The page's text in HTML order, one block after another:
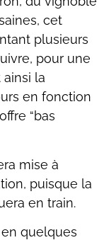
cet
plusieurs
pour une
la
en fonction
“bas
mise à
puisque la
en train.
en quelques